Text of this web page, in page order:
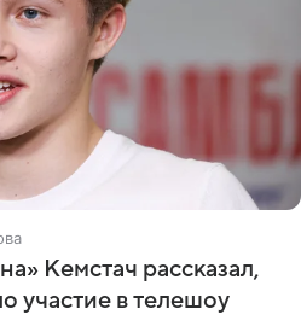
Кемстач рассказал,
участие в телешоу